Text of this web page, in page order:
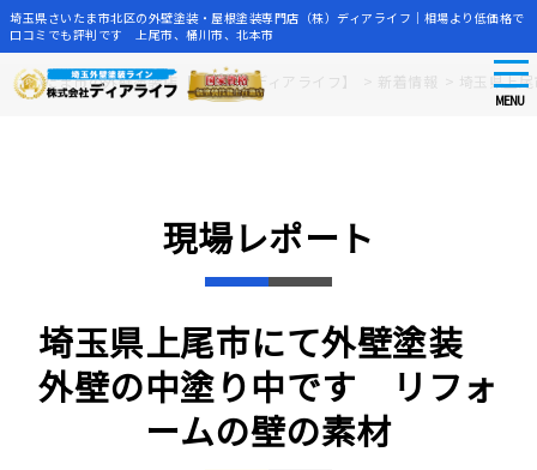
Skip
to
埼玉県さいたま市北区の外壁塗装・屋根塗装専門店（株）ディアライフ｜相場より低価格で
口コミでも評判です 上尾市、桶川市、北本市
MENU
さいたま市の外壁塗装店【株式会社ディアライフ】 新着情報 埼玉県上
現場レポート
埼玉県上尾市にて外壁塗装
外壁の中塗り中です リフォ
ームの壁の素材